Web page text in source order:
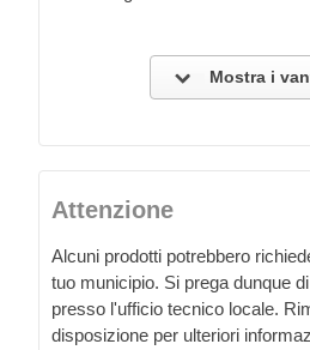
Mostra i
Attenzione
Alcuni prodotti potrebbero
tuo municipio. Si prega dunque
presso l'ufficio tecnico locale.
disposizione per ulteriori